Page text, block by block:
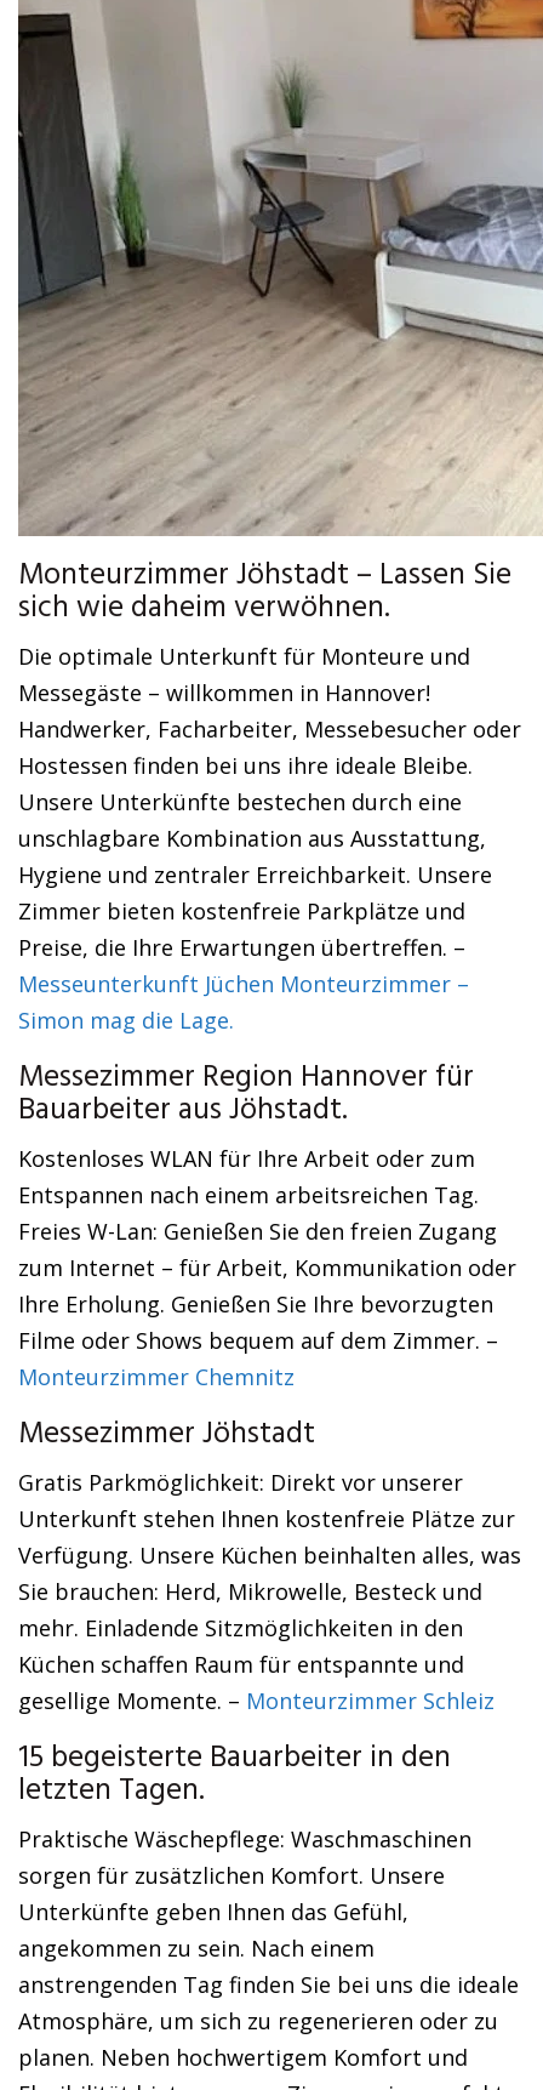
Monteurzimmer Jöhstadt – Lassen Sie
sich wie daheim verwöhnen.
Die optimale Unterkunft für Monteure und
Messegäste – willkommen in Hannover!
Handwerker, Facharbeiter, Messebesucher oder
Hostessen finden bei uns ihre ideale Bleibe.
Unsere Unterkünfte bestechen durch eine
unschlagbare Kombination aus Ausstattung,
Hygiene und zentraler Erreichbarkeit. Unsere
Zimmer bieten kostenfreie Parkplätze und
Preise, die Ihre Erwartungen übertreffen. –
Messeunterkunft Jüchen Monteurzimmer –
Simon mag die Lage.
Messezimmer Region Hannover für
Bauarbeiter aus Jöhstadt.
Kostenloses WLAN für Ihre Arbeit oder zum
Entspannen nach einem arbeitsreichen Tag.
Freies W-Lan: Genießen Sie den freien Zugang
zum Internet – für Arbeit, Kommunikation oder
Ihre Erholung. Genießen Sie Ihre bevorzugten
Filme oder Shows bequem auf dem Zimmer. –
Monteurzimmer Chemnitz
Messezimmer Jöhstadt
Gratis Parkmöglichkeit: Direkt vor unserer
Unterkunft stehen Ihnen kostenfreie Plätze zur
Verfügung. Unsere Küchen beinhalten alles, was
Sie brauchen: Herd, Mikrowelle, Besteck und
mehr. Einladende Sitzmöglichkeiten in den
Küchen schaffen Raum für entspannte und
gesellige Momente. – Monteurzimmer Schleiz
15 begeisterte Bauarbeiter in den
letzten Tagen.
Praktische Wäschepflege: Waschmaschinen
sorgen für zusätzlichen Komfort. Unsere
Unterkünfte geben Ihnen das Gefühl,
angekommen zu sein. Nach einem
anstrengenden Tag finden Sie bei uns die ideale
Atmosphäre, um sich zu regenerieren oder zu
planen. Neben hochwertigem Komfort und